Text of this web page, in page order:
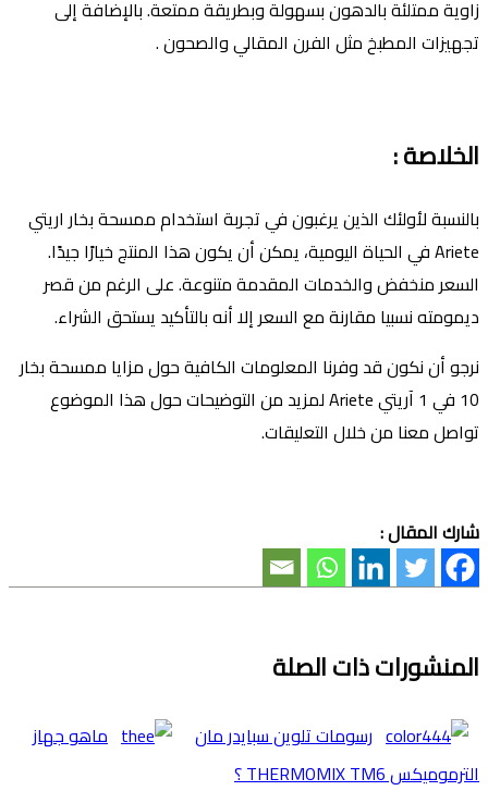
زاوية ممتلئة بالدهون بسهولة وبطريقة ممتعة. باﻹضافة إلى
تجهيزات المطبخ مثل الفرن المقالي والصحون .
الخلاصة:
بالنسبة لأولئك الذين يرغبون في تجربة استخدام ممسحة بخار اريتي
Ariete في الحياة اليومية، يمكن أن يكون هذا المنتج خيارًا جيدًا.
السعر منخفض والخدمات المقدمة متنوعة. على الرغم من قصر
ديمومته نسبيا مقارنة مع السعر إلا أنه بالتأكيد يستحق الشراء.
نرجو أن نكون قد وفرنا المعلومات الكافية حول مزايا ممسحة بخار
10 في 1 آريتي Ariete لمزيد من التوضيحات حول هذا الموضوع
تواصل معنا من خلال التعليقات.
شارك المقال :
المنشورات ذات الصلة
رسومات تلوين سبايدر مان
ماهو جهاز
الترموميكس THERMOMIX TM6 ؟